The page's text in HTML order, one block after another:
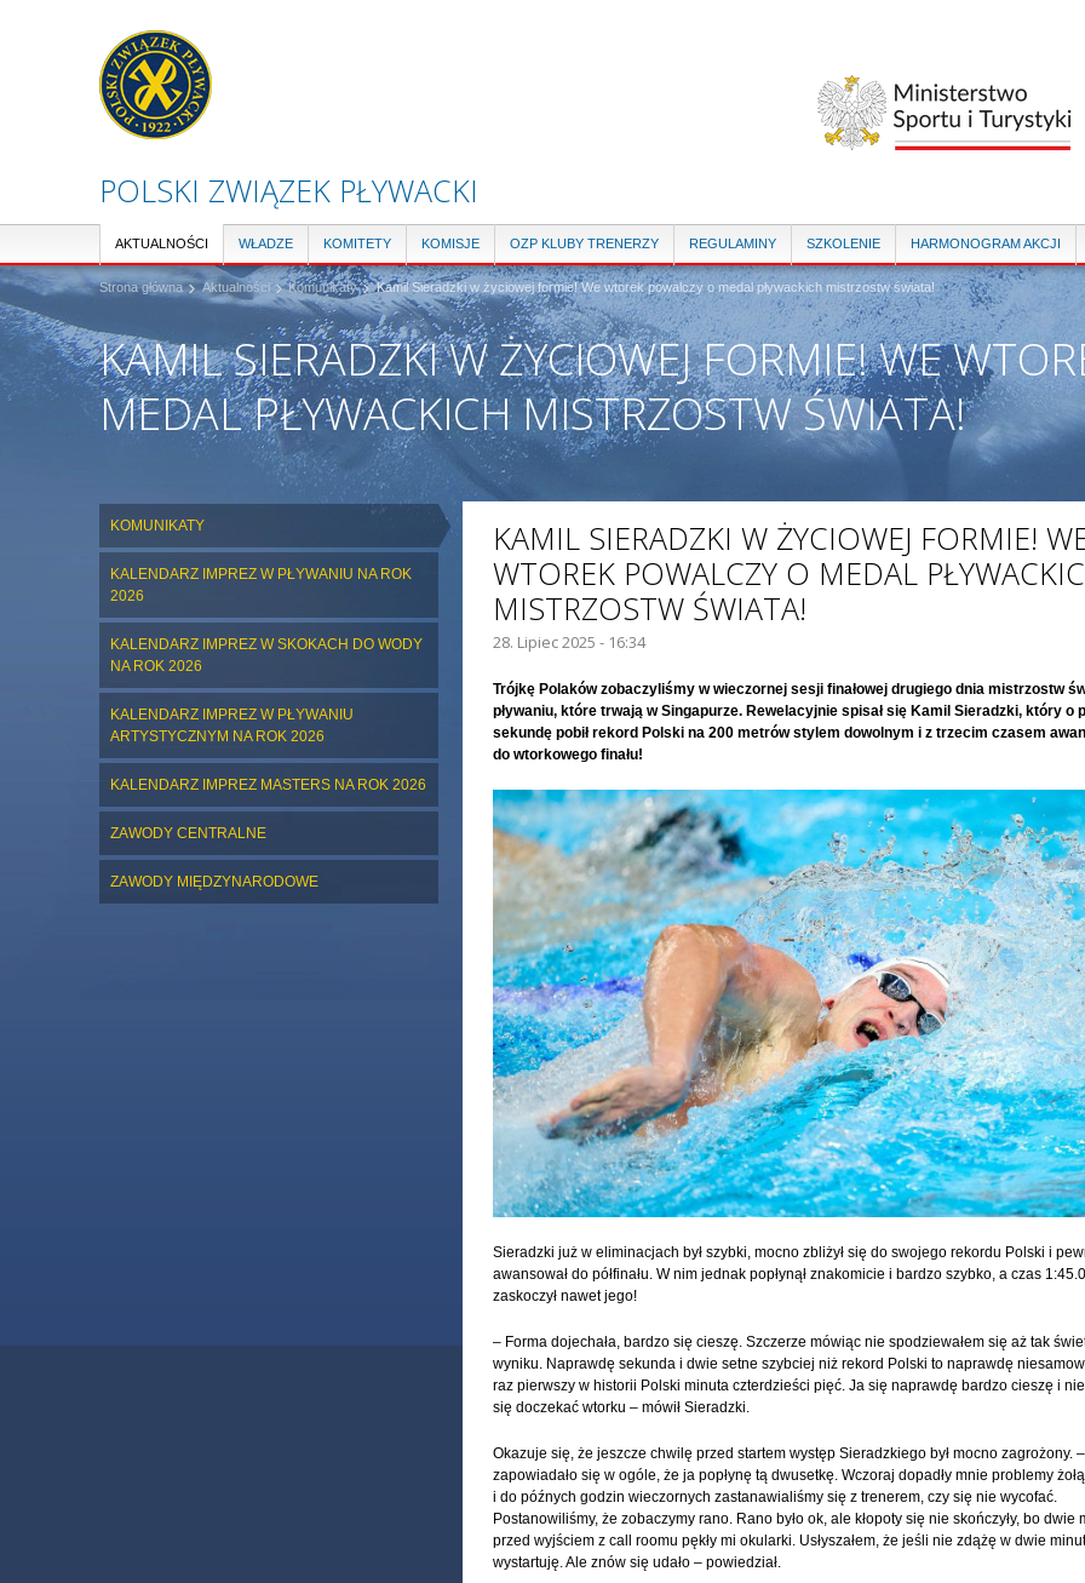
POLSKI ZWIĄZEK PŁYWACKI
AKTUALNOŚCI WŁADZE KOMITETY KOMISJE OZP KLUBY TRENERZY REGULAMINY SZKOLENIE HARMONOGRAM AKCJI
Strona główna Aktualności Komunikaty Kamil Sieradzki w życiowej formie! We wtorek powalczy o medal pływackich mistrzostw świata!
KAMIL SIERADZKI W ŻYCIOWEJ FORMIE! WE
MEDAL PŁYWACKICH MISTRZOSTW ŚWIATA!
KOMUNIKATY
KALENDARZ IMPREZ W PŁYWANIU NA ROK
2026
KALENDARZ IMPREZ W SKOKACH DO WODY
NA ROK 2026
KALENDARZ IMPREZ W PŁYWANIU
ARTYSTYCZNYM NA ROK 2026
KALENDARZ IMPREZ MASTERS NA ROK 2026
ZAWODY CENTRALNE
ZAWODY MIĘDZYNARODOWE
KAMIL SIERADZKI W ŻYCIOWEJ FORMIE!
WTOREK POWALCZY O MEDAL
MISTRZOSTW ŚWIATA!
28. Lipiec 2025 - 16:34
Trójkę Polaków zobaczyliśmy w wieczornej sesji finałowej drugiego dnia mistrzostw
pływaniu, które trwają w Singapurze. Rewelacyjnie spisał się Kamil Sieradzki, który o
sekundę pobił rekord Polski na 200 metrów stylem dowolnym i z trzecim czasem
do wtorkowego finału!
Sieradzki już w eliminacjach był szybki, mocno zbliżył się do swojego rekordu Polski i
awansował do półfinału. W nim jednak popłynął znakomicie i bardzo szybko, a czas
zaskoczył nawet jego!
– Forma dojechała, bardzo się cieszę. Szczerze mówiąc nie spodziewałem się aż tak
wyniku. Naprawdę sekunda i dwie setne szybciej niż rekord Polski to naprawdę
raz pierwszy w historii Polski minuta czterdzieści pięć. Ja się naprawdę bardzo cieszę i
się doczekać wtorku – mówił Sieradzki.
Okazuje się, że jeszcze chwilę przed startem występ Sieradzkiego był mocno zagrożony.
zapowiadało się w ogóle, że ja popłynę tą dwusetkę. Wczoraj dopadły mnie problemy
i do późnych godzin wieczornych zastanawialiśmy się z trenerem, czy się nie wycofać.
Postanowiliśmy, że zobaczymy rano. Rano było ok, ale kłopoty się nie skończyły, bo dwie
przed wyjściem z call roomu pękły mi okularki. Usłyszałem, że jeśli nie zdążę w dwie
wystartuję. Ale znów się udało – powiedział.